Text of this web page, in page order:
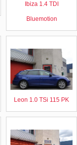
Ibiza 1.4 TDI
Bluemotion
Leon 1.0 TSi 115 PK